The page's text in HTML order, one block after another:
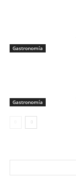
Gastronomía
Gastronomía